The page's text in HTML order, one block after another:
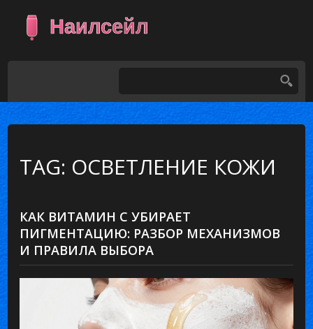
TAG: ОСВЕТЛЕНИЕ КОЖИ
КАК ВИТАМИН С УБИРАЕТ
ПИГМЕНТАЦИЮ: РАЗБОР МЕХАНИЗМОВ
И ПРАВИЛА ВЫБОРА